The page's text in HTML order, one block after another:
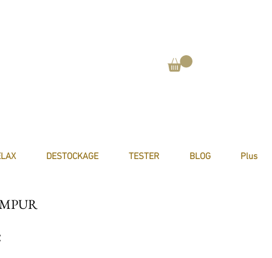
DESTOCKAGE TESTER BLOG Plus